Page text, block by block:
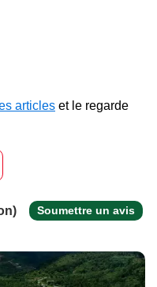
articles et le regarde
Soumettre un avis